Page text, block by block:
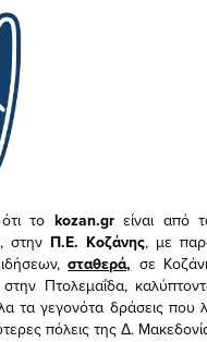
το kozan.gr είναι από
στην Π.Ε. Κοζάνης, με
σταθερά, σε
στην Πτολεμαΐδα,
τα γεγονότα δράσεις που
πόλεις της Δ.